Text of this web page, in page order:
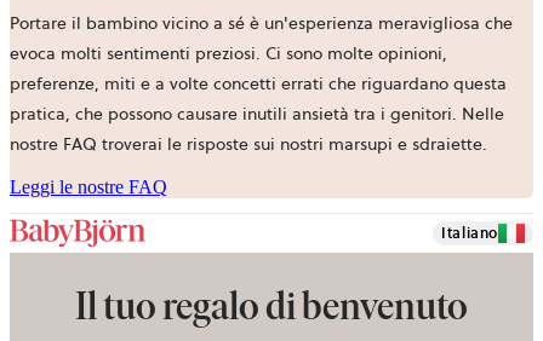
Portare il bambino vicino a sé è un'esperienza meravigliosa che
evoca molti sentimenti preziosi. Ci sono molte opinioni,
preferenze, miti e a volte concetti errati che riguardano questa
pratica, che possono causare inutili ansietà tra i genitori. Nelle
nostre FAQ troverai le risposte sui nostri marsupi e sdraiette.
Leggi le nostre FAQ
Italiano
Il tuo regalo di benvenuto